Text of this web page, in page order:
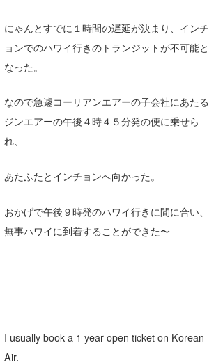
にゃんとすでに１時間の遅延が決まり、インチ
ョンでのハワイ行きのトランジットが不可能と
なった。
なので急遽コーリアンエアーの子会社にあたる
ジンエアーの午後４時４５分発の便に乗せら
れ、
あたふたとインチョンへ向かった。
おかげで午後９時発のハワイ行きに間に合い、
無事ハワイに到着することができた〜
I usually book a 1 year open ticket on Korean
Air.